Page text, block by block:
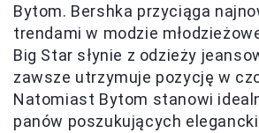
Bytom. Bershka przyciąga
trendami w modzie
Big Star słynie z odzieży
zawsze utrzymuje pozycję w
Natomiast Bytom stanowi
panów poszukujących